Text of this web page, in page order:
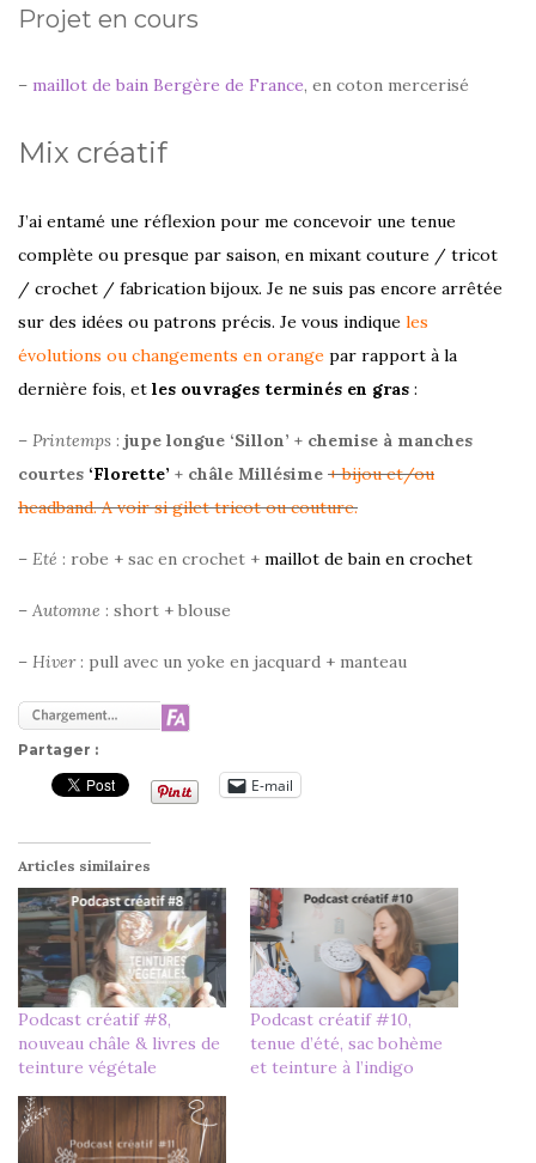
Projet en cours
– maillot de bain Bergère de France, en coton mercerisé
Mix créatif
J’ai entamé une réflexion pour me concevoir une tenue
complète ou presque par saison, en mixant couture / tricot
/ crochet / fabrication bijoux. Je ne suis pas encore arrêtée
sur des idées ou patrons précis. Je vous indique les
évolutions ou changements en orange par rapport à la
dernière fois, et les ouvrages terminés en gras :
– Printemps : jupe longue ‘Sillon’ + chemise à manches
courtes ‘Florette’ + châle Millésime + bijou et/ou
headband. A voir si gilet tricot ou couture.
– Eté : robe + sac en crochet + maillot de bain en crochet
– Automne : short + blouse
– Hiver: pull avec un yoke en jacquard + manteau
Partager :
E-mail
Articles similaires
Podcast créatif #8,
nouveau châle & livres de
teinture végétale
Podcast créatif #10,
tenue d’été, sac bohème
et teinture à l’indigo